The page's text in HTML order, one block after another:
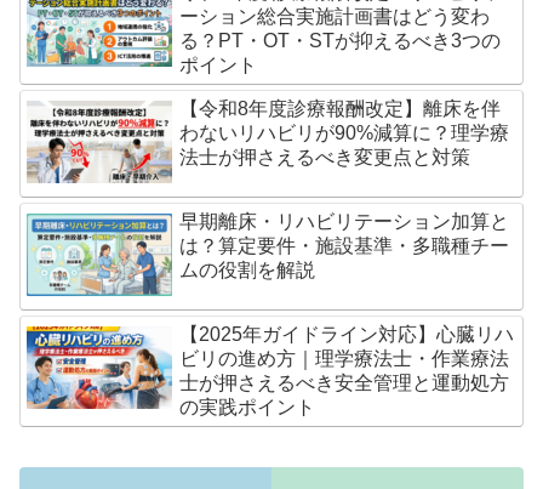
ーション総合実施計画書はどう変わ
る？PT・OT・STが抑えるべき3つの
ポイント
【令和8年度診療報酬改定】離床を伴
わないリハビリが90%減算に？理学療
法士が押さえるべき変更点と対策
早期離床・リハビリテーション加算と
は？算定要件・施設基準・多職種チー
ムの役割を解説
【2025年ガイドライン対応】心臓リハ
ビリの進め方｜理学療法士・作業療法
士が押さえるべき安全管理と運動処方
の実践ポイント